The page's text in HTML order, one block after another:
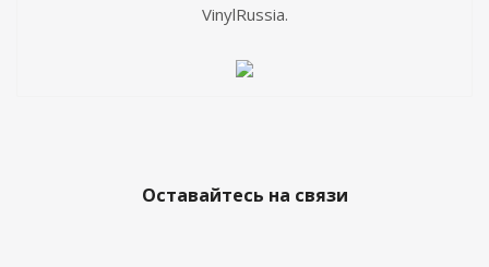
VinylRussia.
Оставайтесь на связи